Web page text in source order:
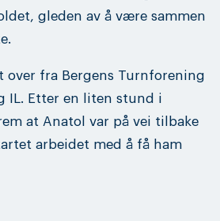
gleden av å være sammen
over fra Bergens Turnforening
IL. Etter en liten stund i
at Anatol var på vei tilbake
arbeidet med å få ham